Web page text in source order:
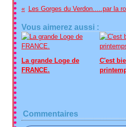
Les Gorges du Verdon.....par la
Vous aimerez aussi :
La grande Loge de
FRANCE.
C'est
Commentaires